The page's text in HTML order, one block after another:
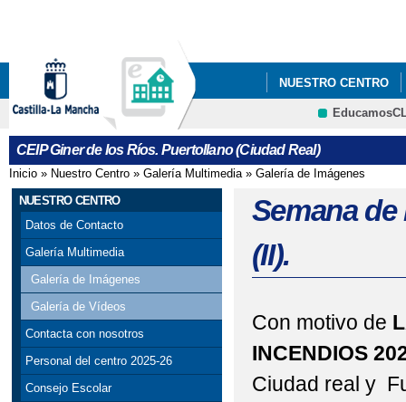
NUESTRO CENTRO
ADMISIÓN DEL
CEIP Giner de los Ríos. Puertollano (Ciudad Real)
Se encuentra usted aquí
Inicio » Nuestro Centro » Galería Multimedia» Galería de Imágenes
NUESTRO CENTRO
Datos de Contacto
Galería Multimedia
Galería de Imágenes
Galería de Vídeos
Contacta con nosotros
Personal del centro 2025-26
Consejo Escolar
Semana
(II).
Con motivo de
INCENDIOS
Ciudad real y